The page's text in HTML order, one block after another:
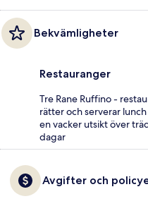
Bekvämligheter
Restauranger
Tre Rane Ruffino -
rätter och serverar
en vacker utsikt över
dagar
Avgifter och